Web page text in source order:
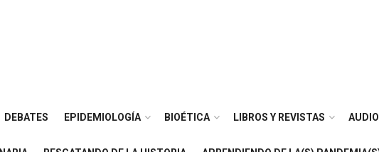
DEBATES EPIDEMIOLOGÍA BIOÉTICA LIBROS Y REVISTAS